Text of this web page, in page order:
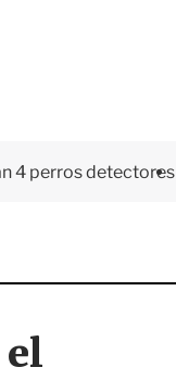
4 perros detectores